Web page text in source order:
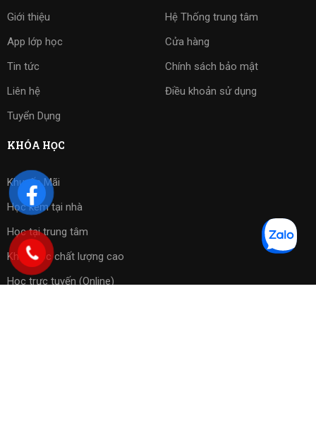
Giới thiệu
App lớp học
Tin tức
Liên hệ
Tuyển Dụng
Hệ Thống trung tâm
Cửa hàng
Chính sách bảo mật
Điều khoản sử dụng
KHÓA HỌC
Khuyến Mãi
Học kèm tại nhà
Học tại trung tâm
Khóa học chất lượng cao
Học trực tuyến (Online)